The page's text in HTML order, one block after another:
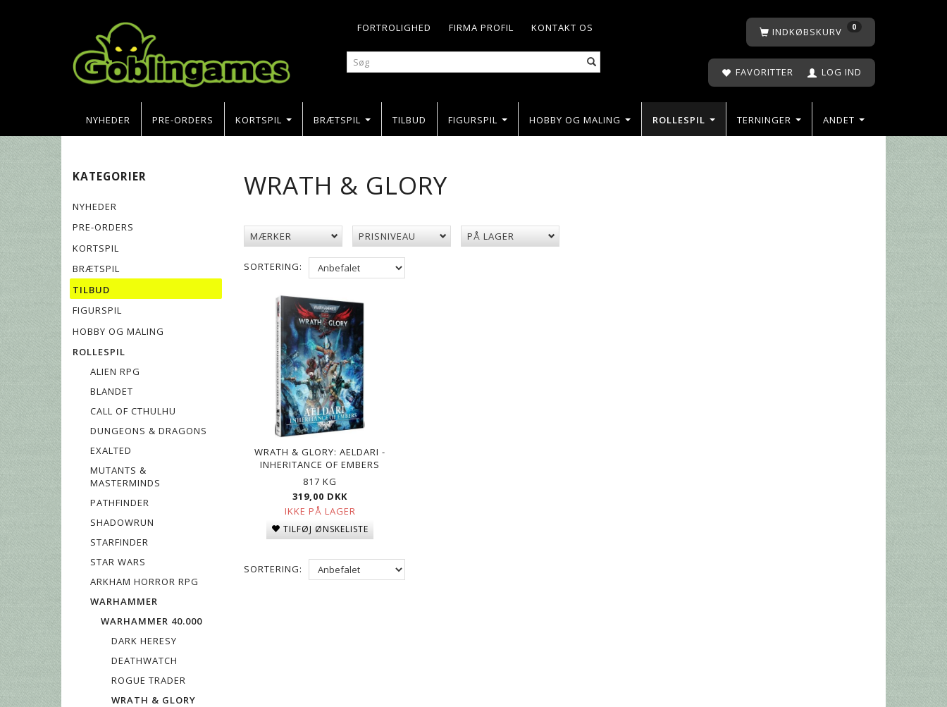
KONTAKT OS
FIRMA PROFIL
FORTROLIGHED INDKØBSKURV 0
FAVORITTER LOG IND
NYHEDER PRE-ORDERS KORTSPIL BRÆTSPIL TILBUD FIGURSPIL HOBBY OG MALING ROLLESPIL TERNINGER ANDET
KATEGORIER
NYHEDER
PRE-ORDERS
KORTSPIL
BRÆTSPIL
TILBUD
FIGURSPIL
HOBBY OG MALING
ROLLESPIL
ALIEN RPG
BLANDET
CALL OF CTHULHU
DUNGEONS & DRAGONS
EXALTED
MUTANTS &
MASTERMINDS
PATHFINDER
SHADOWRUN
STARFINDER
STAR WARS
ARKHAM HORROR RPG
WARHAMMER
WARHAMMER 40.000
DARK HERESY
DEATHWATCH
ROGUE TRADER
WRATH & GLORY
WRATH & GLORY
MÆRKER PRISNIVEAU PÅ LAGER
SORTERING:
WRATH & GLORY: AELDARI -
INHERITANCE OF EMBERS
817 KG
319,00 DKK
IKKE PÅ LAGER
TILFØJ ØNSKELISTE
SORTERING: